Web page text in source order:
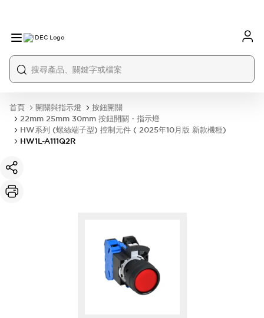
首頁 開關與指示燈
按鈕開關
22mm 25mm 30mm 按鈕開關・指示燈
HW系列 (螺絲端子型) 控制元件 ( 2025年10月版 新款機種)
HW1L-A111Q2R